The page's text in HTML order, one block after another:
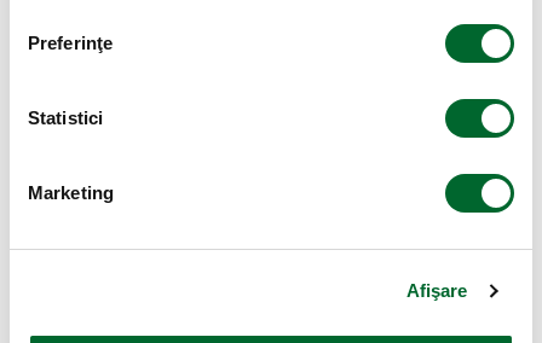
Preferinţe
Statistici
Marketing
Afişare